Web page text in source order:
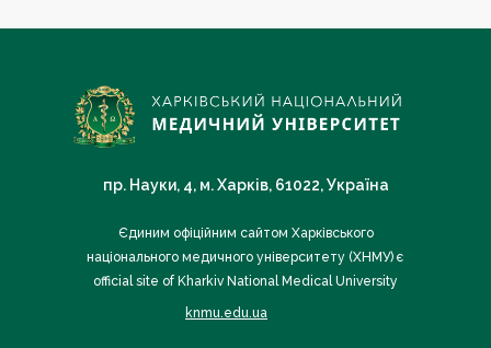
пр. Науки, 4, м. Харків, 61022, Україна
Єдиним офіційним сайтом Харківського
національного медичного університету (ХНМУ) є
official site of Kharkiv National Medical University
knmu.edu.ua